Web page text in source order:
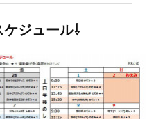
ジュール⇩